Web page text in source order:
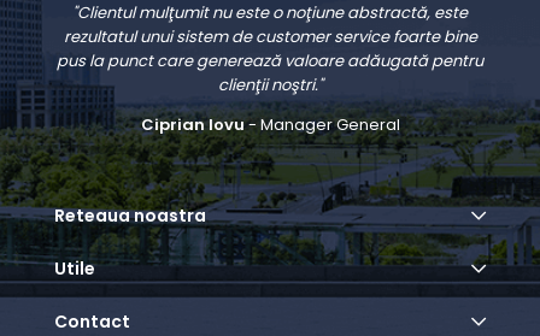
"Clientul mulţumit nu este o noţiune abstractă, este
rezultatul unui sistem de customer service foarte bine
pus la punct care generează valoare adăugată pentru
clienţii noştri."
Ciprian Iovu- Manager General
Reteaua noastra
Utile
Contact